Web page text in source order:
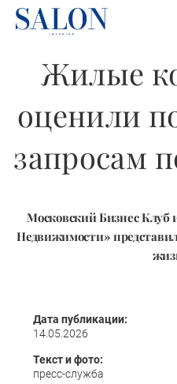
Жилые
оценили
запросам
Московский Бизнес
Недвижимости»
Дата публикации:
14.05.2026
Текст и фото:
пресс-служба